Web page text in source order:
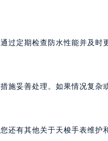
过定期检查防水性能并及时
施妥善处理。如果情况复杂
还有其他关于天梭手表维护